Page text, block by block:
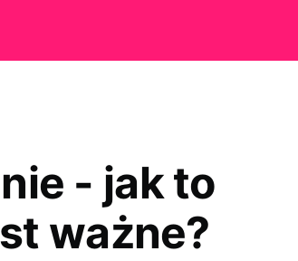
- jak to
ważne?